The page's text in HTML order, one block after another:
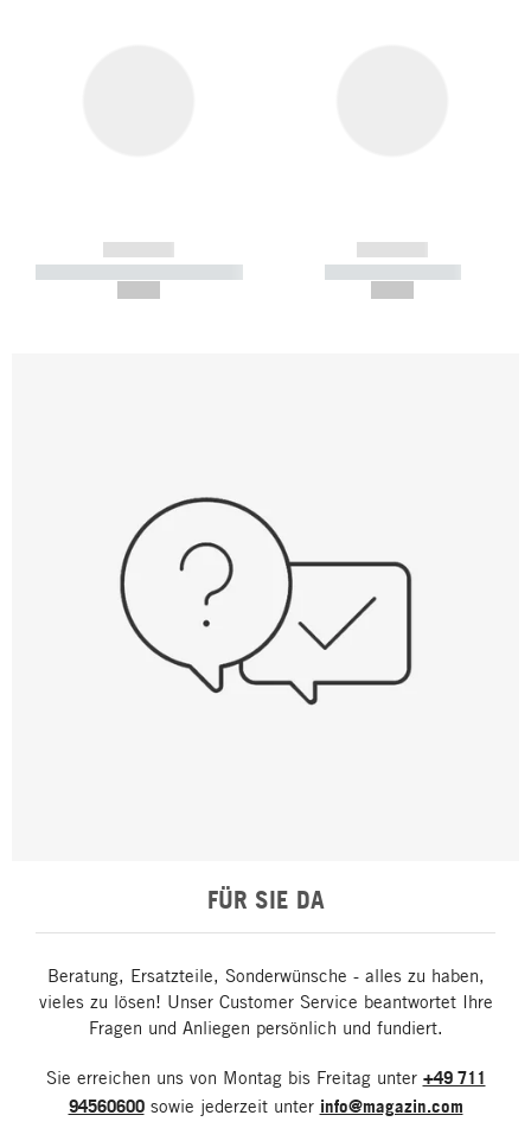
------------
----------- ----------- -----------
------------
----------- -----------
FÜR SIE DA
Beratung, Ersatzteile, Sonderwünsche - alles zu haben,
vieles zu lösen! Unser Customer Service beantwortet Ihre
Fragen und Anliegen persönlich und fundiert.
Sie erreichen uns von Montag bis Freitag unter +49 711
94560600sowie jederzeit unter info@magazin.com